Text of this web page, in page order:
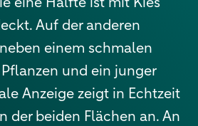
Auf der anderen
einem schmalen
und ein junger
Anzeige zeigt in Echtzeit
der beiden Flächen an. An